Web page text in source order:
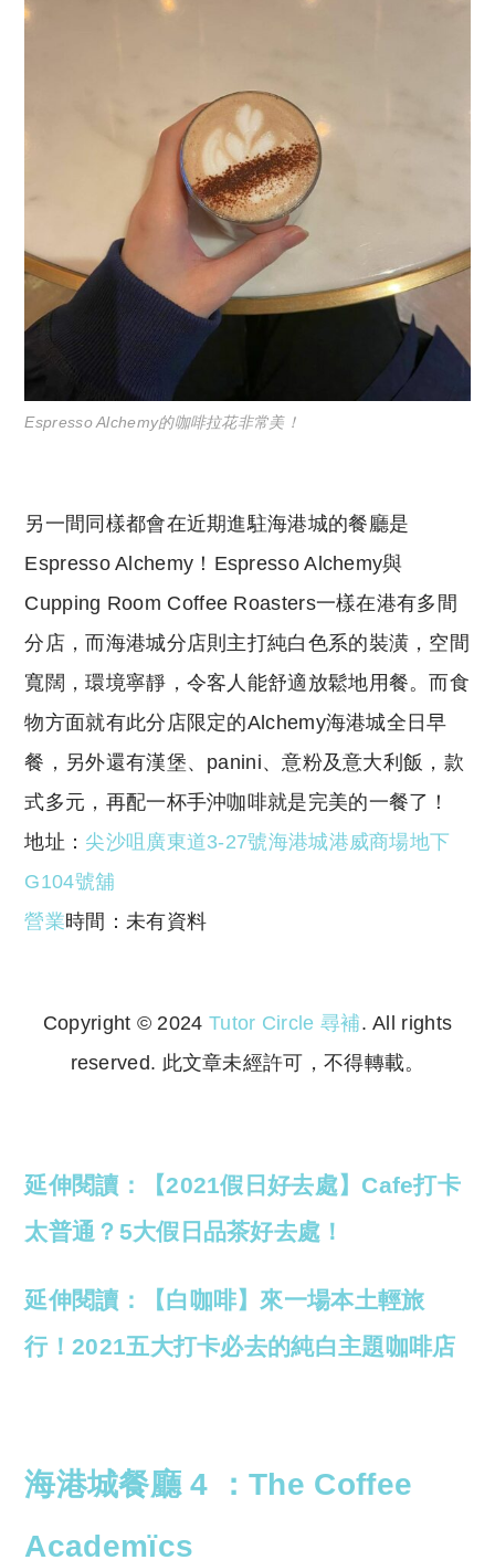
Espresso Alchemy的咖啡拉花非常美！
另一間同樣都會在近期進駐海港城的餐廳是
Espresso Alchemy！Espresso Alchemy與
Cupping Room Coffee Roasters一樣在港有多間
分店，而海港城分店則主打純白色系的裝潢，空間
寬闊，環境寧靜，令客人能舒適放鬆地用餐。而食
物方面就有此分店限定的Alchemy海港城全日早
餐，另外還有漢堡、panini、意粉及意大利飯，款
式多元，再配一杯手沖咖啡就是完美的一餐了！
地址： 尖沙咀廣東道3-27號海港城港威商場地下
G104號舖
營業時間：未有資料
Copyright © 2024 Tutor Circle 尋補. All rights
reserved. 此文章未經許可，不得轉載。
延伸閱讀：【2021假日好去處】Cafe打卡
太普通？5大假日品茶好去處！
延伸閱讀：【白咖啡】來一場本土輕旅
行！2021五大打卡必去的純白主題咖啡店
海港城餐廳 4 ：The Coffee
Academïcs